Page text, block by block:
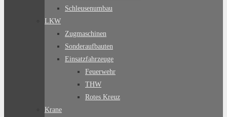
Schleusenumbau
LKW
Zugmaschinen
Sonderaufbauten
Einsatzfahrzeuge
Feuerwehr
THW
Rotes Kreuz
Krane